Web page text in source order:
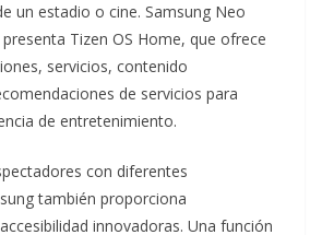
un estadio o cine. Samsung Neo
Tizen OS Home, que ofrece
servicios, contenido
de servicios para
de entretenimiento.
con diferentes
también proporciona
innovadoras. Una función